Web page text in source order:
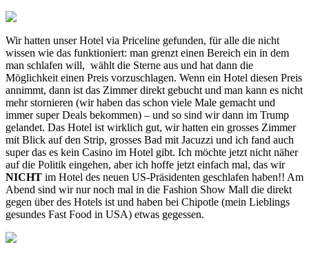
Wir hatten unser Hotel via Priceline gefunden, für alle die nicht
wissen wie das funktioniert: man grenzt einen Bereich ein in dem
man schlafen will, wählt die Sterne aus und hat dann die
Möglichkeit einen Preis vorzuschlagen. Wenn ein Hotel diesen Preis
annimmt, dann ist das Zimmer direkt gebucht und man kann es nicht
mehr stornieren (wir haben das schon viele Male gemacht und
immer super Deals bekommen) – und so sind wir dann im Trump
gelandet. Das Hotel ist wirklich gut, wir hatten ein grosses Zimmer
mit Blick auf den Strip, grosses Bad mit Jacuzzi und ich fand auch
super das es kein Casino im Hotel gibt. Ich möchte jetzt nicht näher
auf die Politik eingehen, aber ich hoffe jetzt einfach mal, das wir
NICHT im Hotel des neuen US-Präsidenten geschlafen haben!! Am
Abend sind wir nur noch mal in die Fashion Show Mall die direkt
gegen über des Hotels ist und haben bei Chipotle (mein Lieblings
gesundes Fast Food in USA) etwas gegessen.